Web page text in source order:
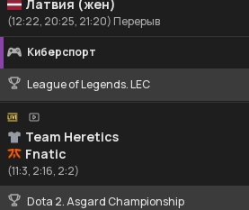
Латвия (жен)
(12:22, 20:25, 21:20) Перерыв
Киберспорт
League of Legends. LEC
Team Heretics
Fnatic
(11:3, 2:16, 2:2)
Dota 2. Asgard Championship